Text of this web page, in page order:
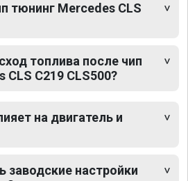
тюнинг Mercedes CLS
топлива после чип
C219 CLS500?
на двигатель и
заводские настройки